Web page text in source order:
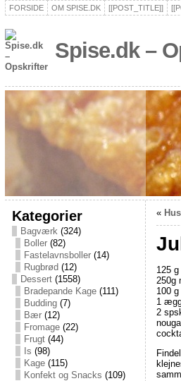
FORSIDE OM SPISE.DK [[POST_TITLE]]
Spise.dk –
Kategorier
Bagværk(324)
Boller(82)
Fastelavnsboller(14)
Rugbrød (12)
Dessert(1558)
Bradepande Kage(111)
Budding(7)
Bær(12)
Fromage(22)
Frugt(44)
Is (98)
Kage(115)
Konfekt og Snacks (109)
«
125
250g
100
1
2